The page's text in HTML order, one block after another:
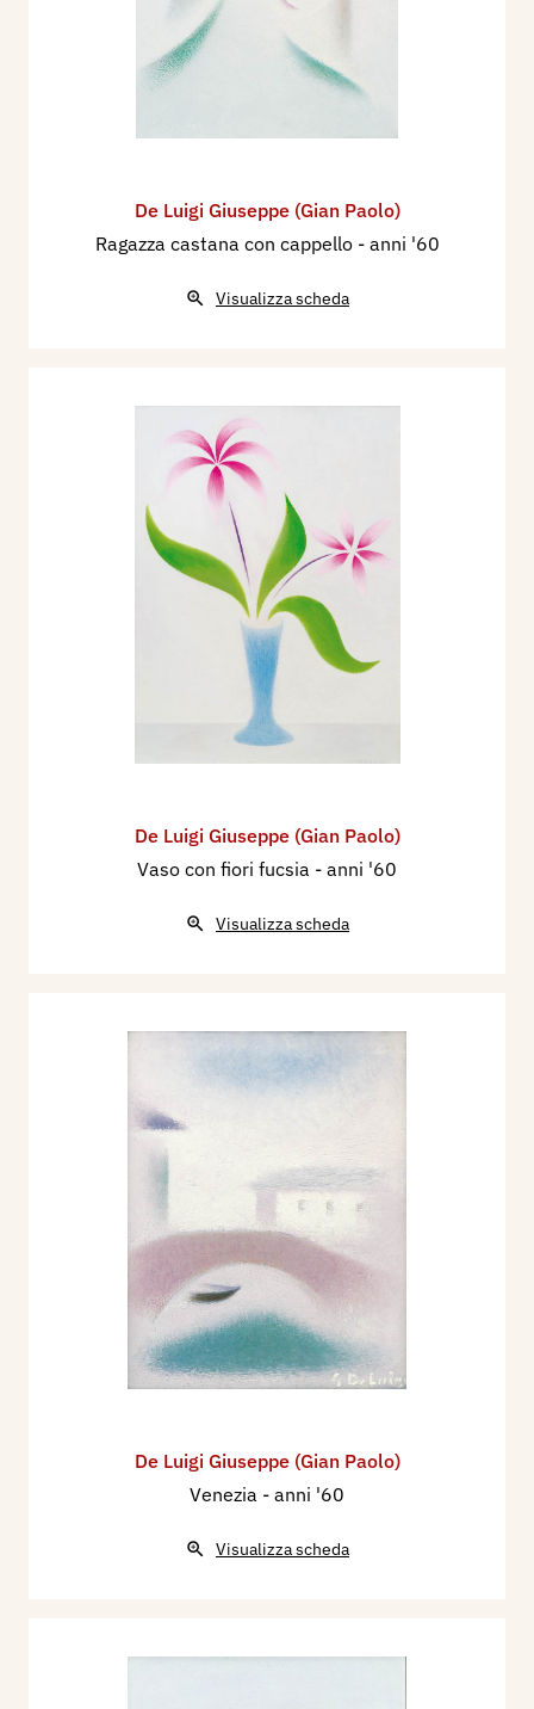
De Luigi Giuseppe (Gian Paolo)
Ragazza castana con cappello - anni '60
Visualizza scheda
De Luigi Giuseppe (Gian Paolo)
Vaso con fiori fucsia - anni '60
Visualizza scheda
De Luigi Giuseppe (Gian Paolo)
Venezia - anni '60
Visualizza scheda